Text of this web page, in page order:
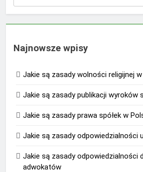
Najnowsze wpisy
Jakie są zasady wolności religijnej
Jakie są zasady publikacji wyroków
Jakie są zasady prawa spółek w
Jakie są zasady odpowiedzialności
Jakie są zasady odpowiedzialności
adwokatów